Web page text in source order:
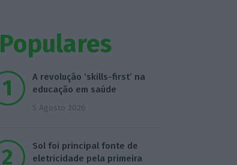
Populares
A revolução ‘skills-first’ na
educação em saúde
5 Agosto 2026
Sol foi principal fonte de
eletricidade pela primeira